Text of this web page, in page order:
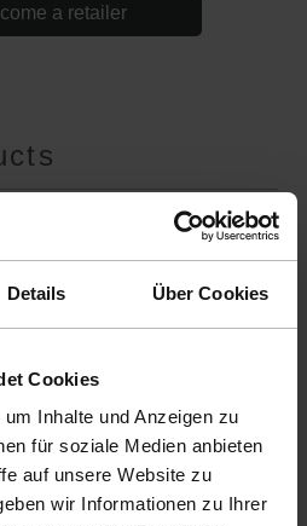
Details Über Cookies
Cookies
Inhalte und Anzeigen zu
für soziale Medien anbieten
auf unsere Website zu
wir Informationen zu Ihrer
a retailer
HEART ZINC